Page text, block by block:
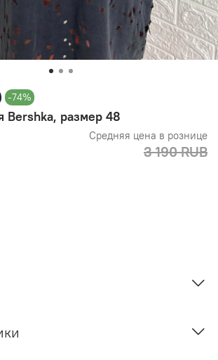
-74%
Bershka, размер 48
Средняя цена в рознице
3 190 RUB